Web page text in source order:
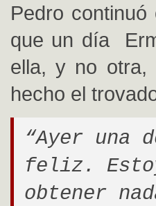
Pedro
que un día
ella, y no otra,
hecho el
“Ayer una
feliz.
obtener